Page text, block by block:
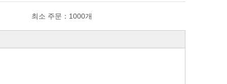
최소 주문： 1000개